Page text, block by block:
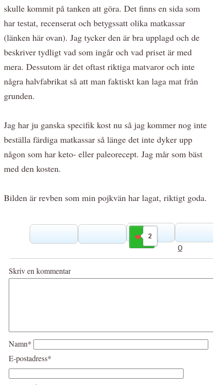
skulle kommit på tanken att göra. Det finns en sida som
har testat, recenserat och betygssatt olika matkassar
(länken här ovan). Jag tycker den är bra upplagd och de
beskriver tydligt vad som ingår och vad priset är med
mera. Dessutom är det oftast riktiga matvaror och inte
några halvfabrikat så att man faktiskt kan laga mat från
grunden.
Jag har ju ganska specifik kost nu så jag kommer nog inte
beställa färdiga matkassar så länge det inte dyker upp
någon som har keto- eller paleorecept. Jag mår som bäst
med den kosten.
Bilden är revben som min pojkvän har lagat, riktigt goda.
2
Gilla
0
Skriv en kommentar
Namn*
E-postadress*